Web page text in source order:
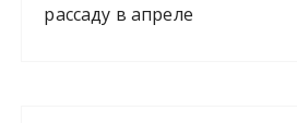
рассаду в апреле